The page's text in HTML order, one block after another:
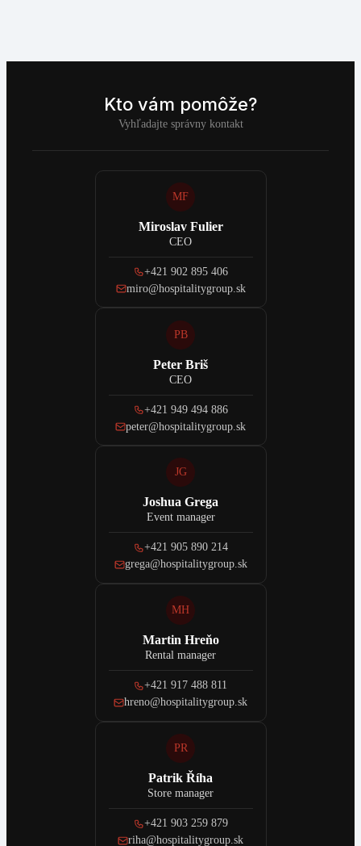
Kto vám pomôže?
Vyhľadajte správny kontakt
MF
Miroslav Fulier
CEO
+421 902 895 406
miro@hospitalitygroup.sk
PB
Peter Briš
CEO
+421 949 494 886
peter@hospitalitygroup.sk
JG
Joshua Grega
Event manager
+421 905 890 214
grega@hospitalitygroup.sk
MH
Martin Hreňo
Rental manager
+421 917 488 811
hreno@hospitalitygroup.sk
PR
Patrik Říha
Store manager
+421 903 259 879
riha@hospitalitygroup.sk